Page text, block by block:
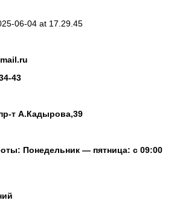
43
т А.Кадырова,39
Понедельник — пятница: с 09:00